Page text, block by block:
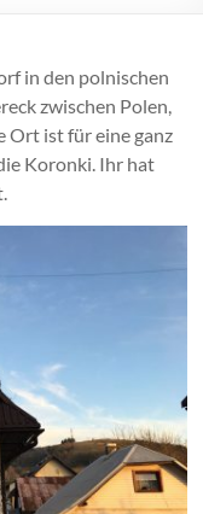
in den polnischen
zwischen Polen,
Ort ist für eine ganz
Koronki. Ihr hat